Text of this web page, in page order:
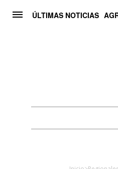
ÚLTIMAS NOTICIAS